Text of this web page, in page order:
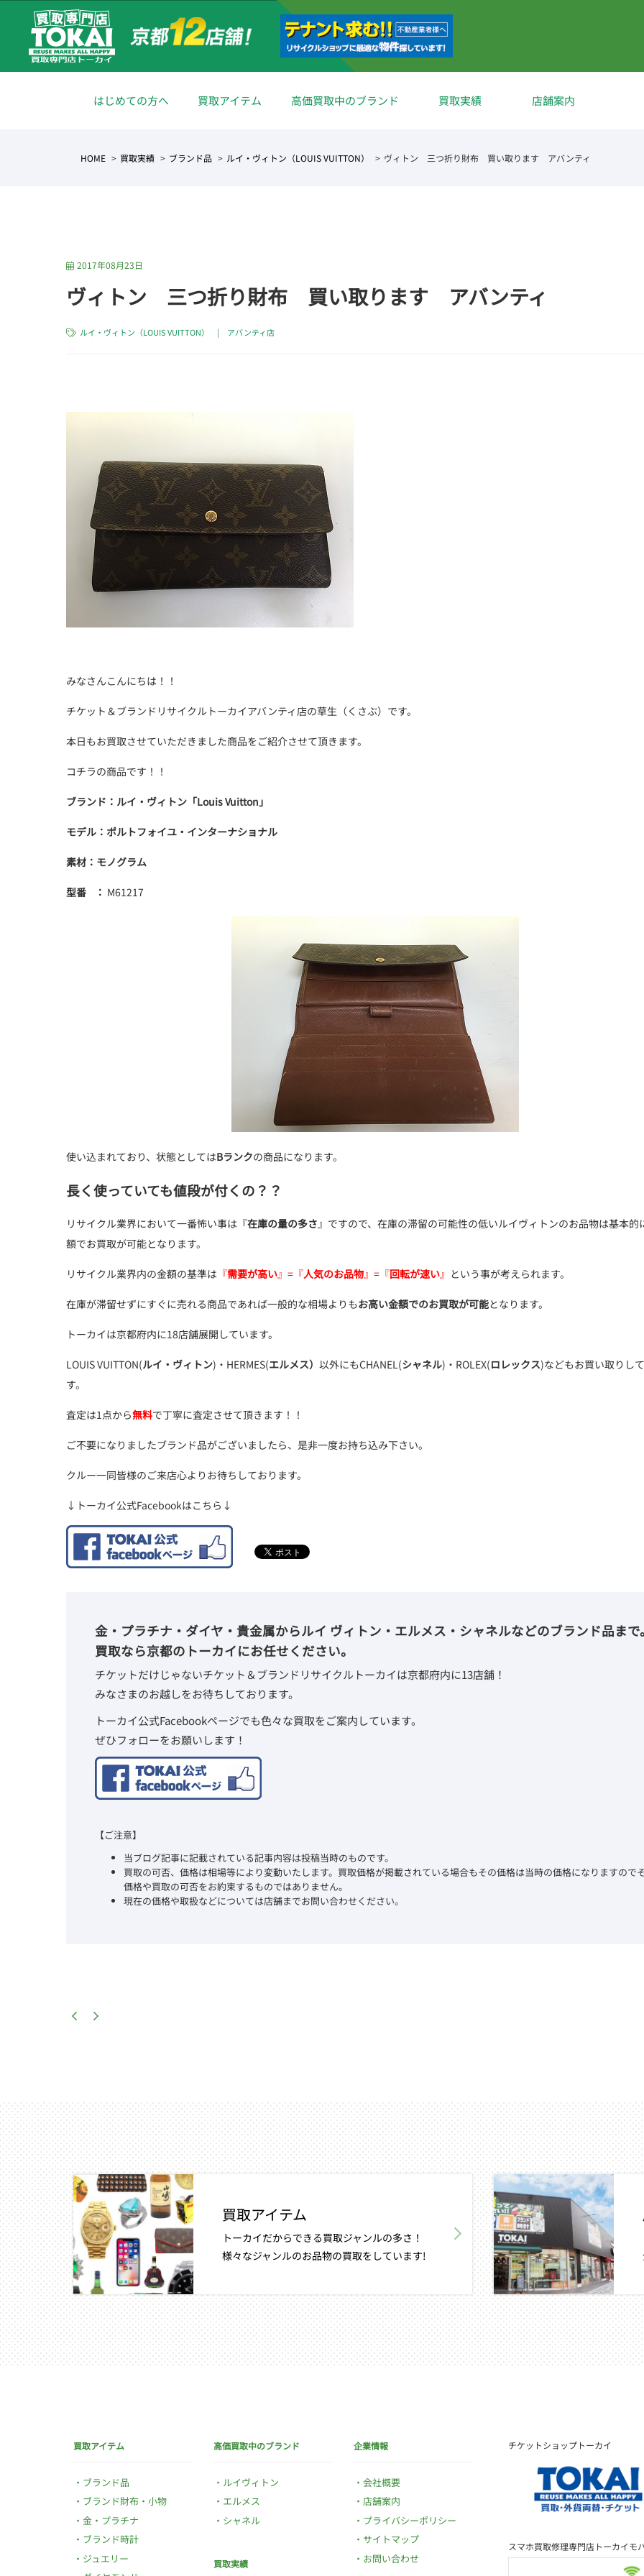
はじめての方へ 買取アイテム 高価買取中のブランド 買取実績 店舗案内
HOME 買取実績 ブランド品 ルイ・ヴィトン（LOUIS VUITTON） ヴィトン 三つ折り財布 買い取ります アバンティ
2017年08月23日
ヴィトン 三つ折り財布 買い取ります アバンティ
ルイ・ヴィトン（LOUIS VUITTON） | アバンティ店
みなさんこんにちは！！
チケット＆ブランドリサイクルトーカイアバンティ店の草生（くさぶ）です。
本日もお買取させていただきました商品をご紹介させて頂きます。
コチラの商品です！！
ブランド：ルイ・ヴィトン「Louis Vuitton」
モデル：ポルトフォイユ・インターナショナル
素材：モノグラム
型番 ： M61217
使い込まれており、状態としてはBランクの商品になります。
長く使っていても値段が付くの？？
リサイクル業界において一番怖い事は『在庫の量の多さ』ですので、在庫の滞留の可能性の低いルイヴィトンのお品物は基本的
額でお買取が可能となります。
リサイクル業界内の金額の基準は 『需要が高い』=『人気のお品物』=『回転が速い』 という事が考えられます。
在庫が滞留せずにすぐに売れる商品であれば一般的な相場よりもお高い金額でのお買取が可能となります。
トーカイは京都府内に18店舗展開しています。
LOUIS VUITTON(ルイ・ヴィトン)・HERMES(エルメス） 以外にもCHANEL(シャネル)・ROLEX(ロレックス)などもお買い取りし
す。
査定は1点から無料で丁寧に査定させて頂きます！！
ご不要になりましたブランド品がございましたら、是非一度お持ち込み下さい。
クルー一同皆様のご来店心よりお待ちしております。
↓トーカイ公式Facebookはこちら↓
金・プラチナ・ダイヤ・貴金属からルイ ヴィトン・エルメス・シャネルなどのブランド品まで
買取なら京都のトーカイにお任せください。
チケットだけじゃないチケット＆ブランドリサイクルトーカイは京都府内に13店舗！
みなさまのお越しをお待ちしております。
トーカイ公式Facebookページでも色々な買取をご案内しています。
ぜひフォローをお願いします！
【ご注意】
当ブログ記事に記載されている記事内容は投稿当時のものです。
買取の可否、価格は相場等により変動いたします。買取価格が掲載されている場合もその価格は当時の価格になりますので
価格や買取の可否をお約束するものではありません。
現在の価格や取扱などについては店舗までお問い合わせください。
買取アイテム
トーカイだからできる買取ジャンルの多さ！
様々なジャンルのお品物の買取をしています!
買取アイテム
ブランド品
ブランド財布・小物
金・プラチナ
ブランド時計
ジュエリー
高価買取中のブランド
ルイヴィトン
エルメス
シャネル
買取実績
企業情報
会社概要
店舗案内
プライバシーポリシー
サイトマップ
お問い合わせ
チケットショップトーカイ
スマホ買取修理専門店トーカイモ